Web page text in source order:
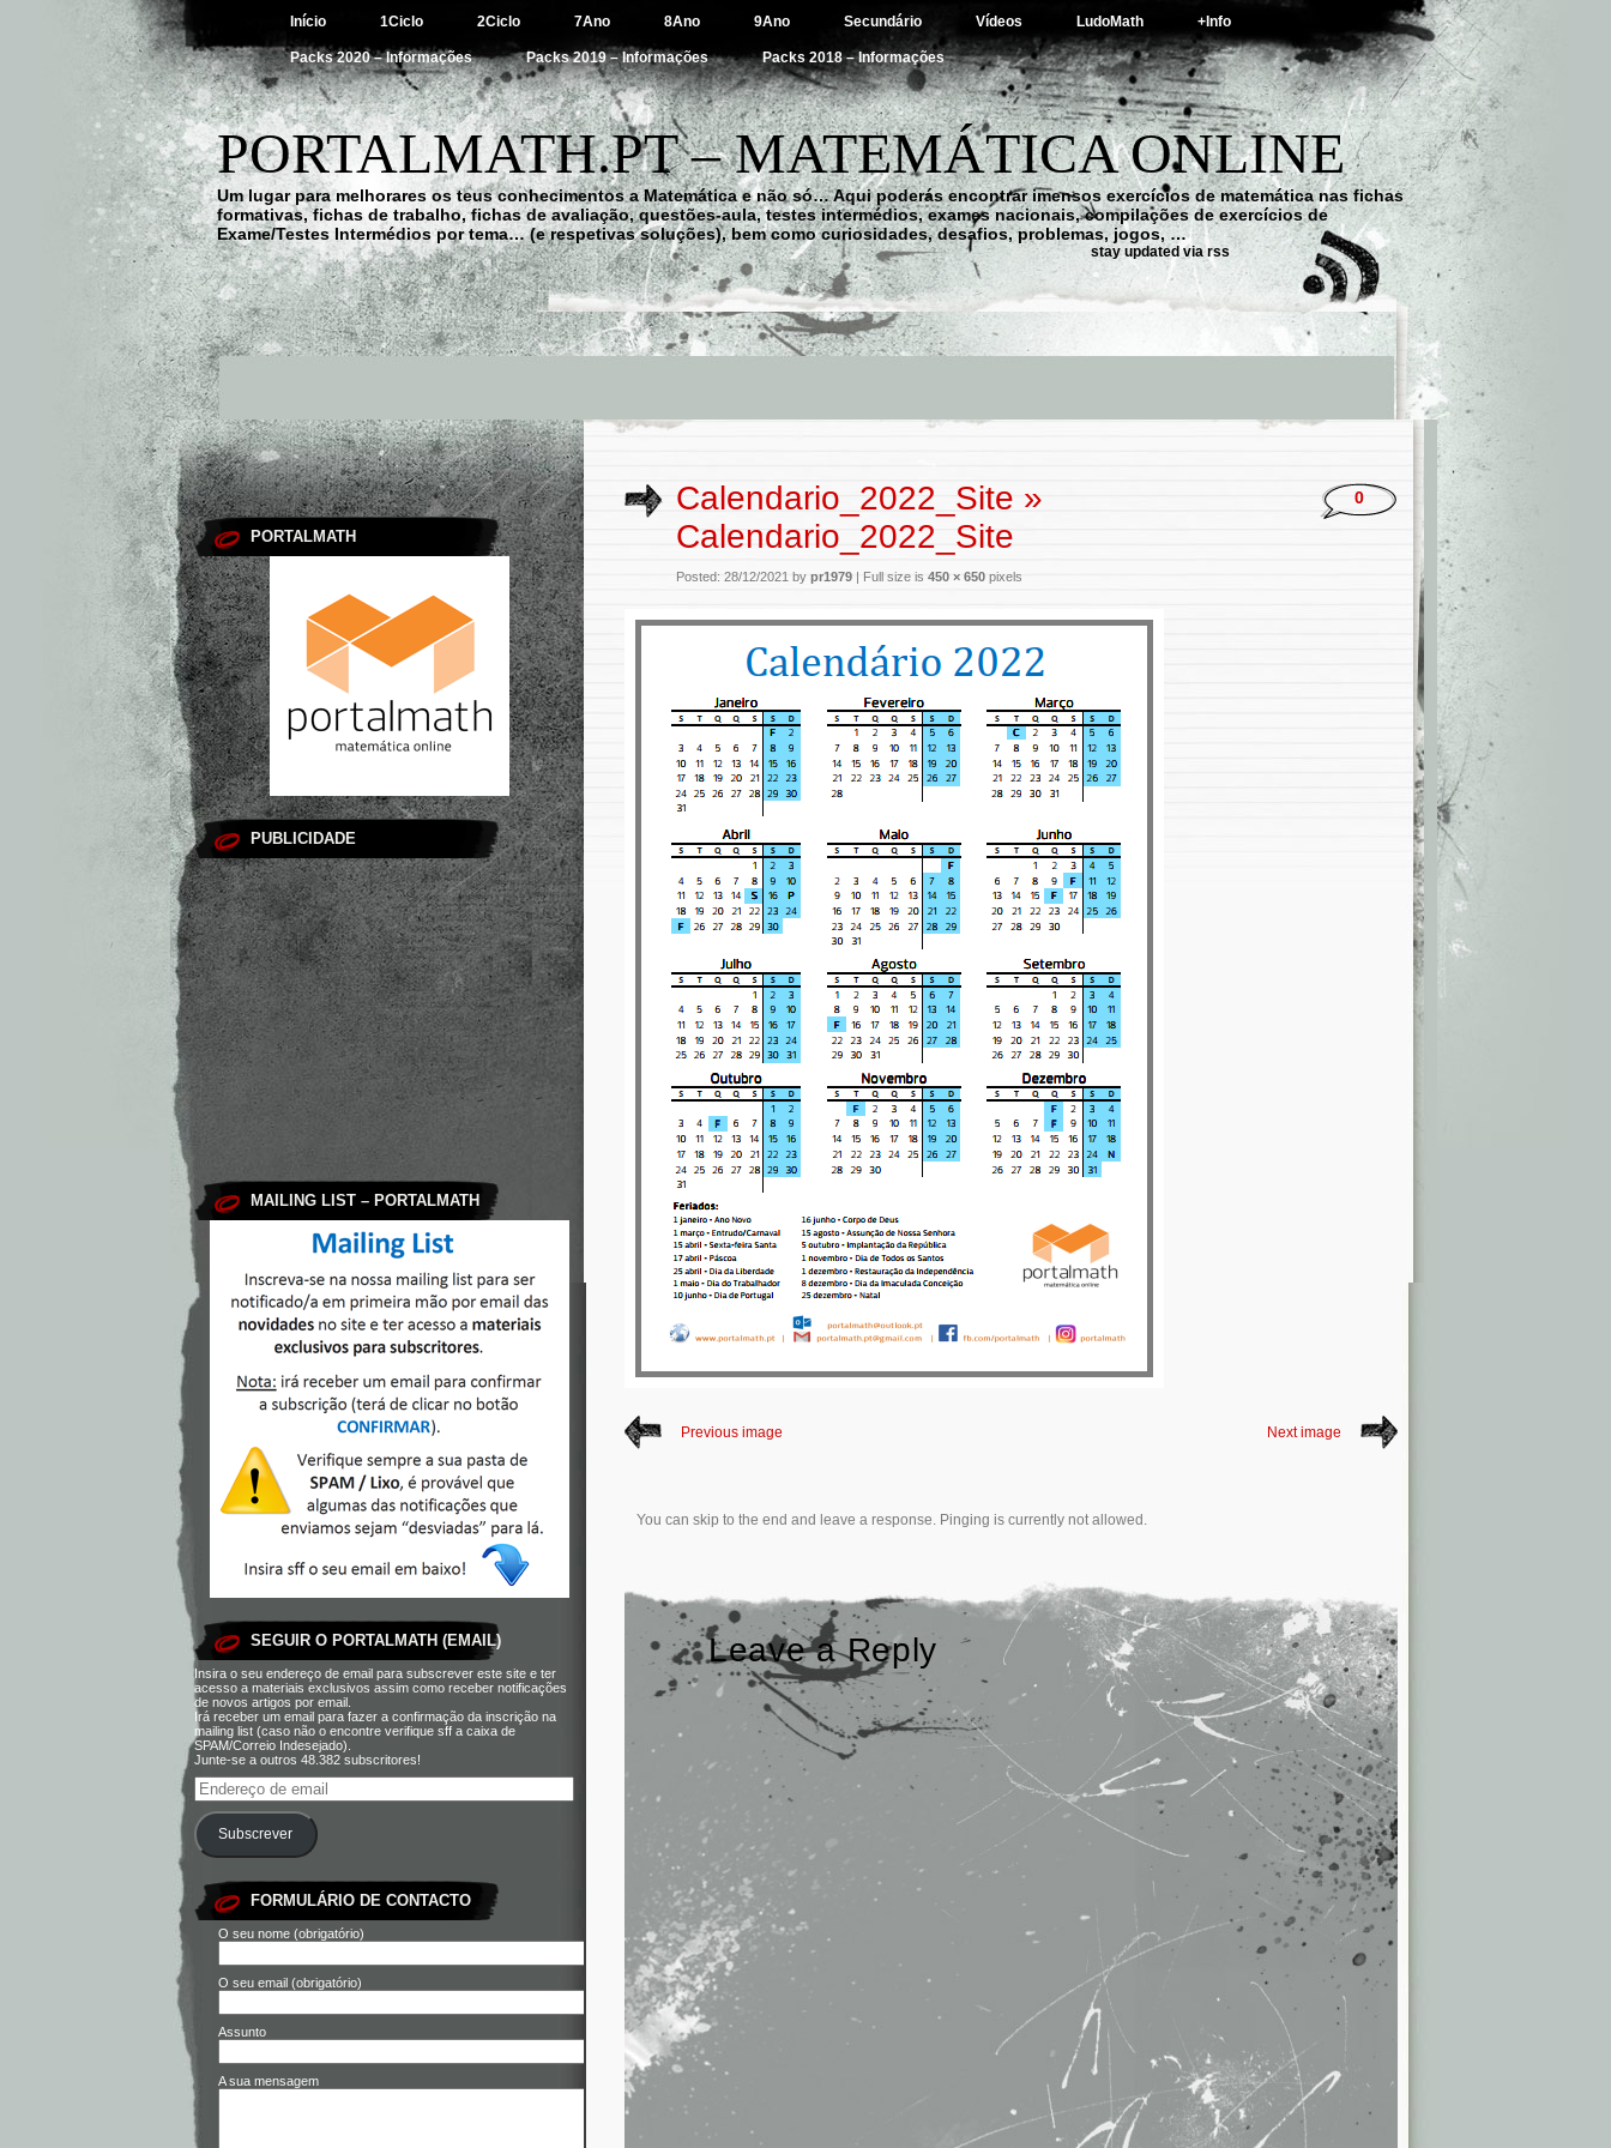
Início 1Ciclo 2Ciclo 7Ano 8Ano 9Ano Secundário Vídeos LudoMath +Info
Packs 2020 – Informações Packs 2019 – Informações Packs 2018 – Informações
PORTALMATH.PT – MATEMÁTICA ONLINE
Um lugar para melhorares os teus conhecimentos a Matemática e não só… Aqui poderás encontrar imensos exercícios de matemática nas fichas
formativas, fichas de trabalho, fichas de avaliação, questões-aula, testes intermédios, exames nacionais, compilações de exercícios de
Exame/Testes Intermédios por tema… (e respetivas soluções), bem como curiosidades, desafios, problemas, jogos, …
stay updated via rss
PORTALMATH
PUBLICIDADE
MAILING LIST – PORTALMATH
SEGUIR O PORTALMATH (EMAIL)
Insira o seu endereço de email para subscrever este site e ter
acesso a materiais exclusivos assim como receber notificações
de novos artigos por email.
Irá receber um email para fazer a confirmação da inscrição na
mailing list (caso não o encontre verifique sff a caixa de
SPAM/Correio Indesejado).
Junte-se a outros 48.382 subscritores!
Subscrever
FORMULÁRIO DE CONTACTO
O seu nome (obrigatório)
O seu email (obrigatório)
Assunto
A sua mensagem
Calendario_2022_Site »
Calendario_2022_Site
Posted: 28/12/2021 by pr1979 | Full size is 450 × 650 pixels
0
Previous image Next image
You can skip to the end and leave a response. Pinging is currently not allowed.
Leave a Reply